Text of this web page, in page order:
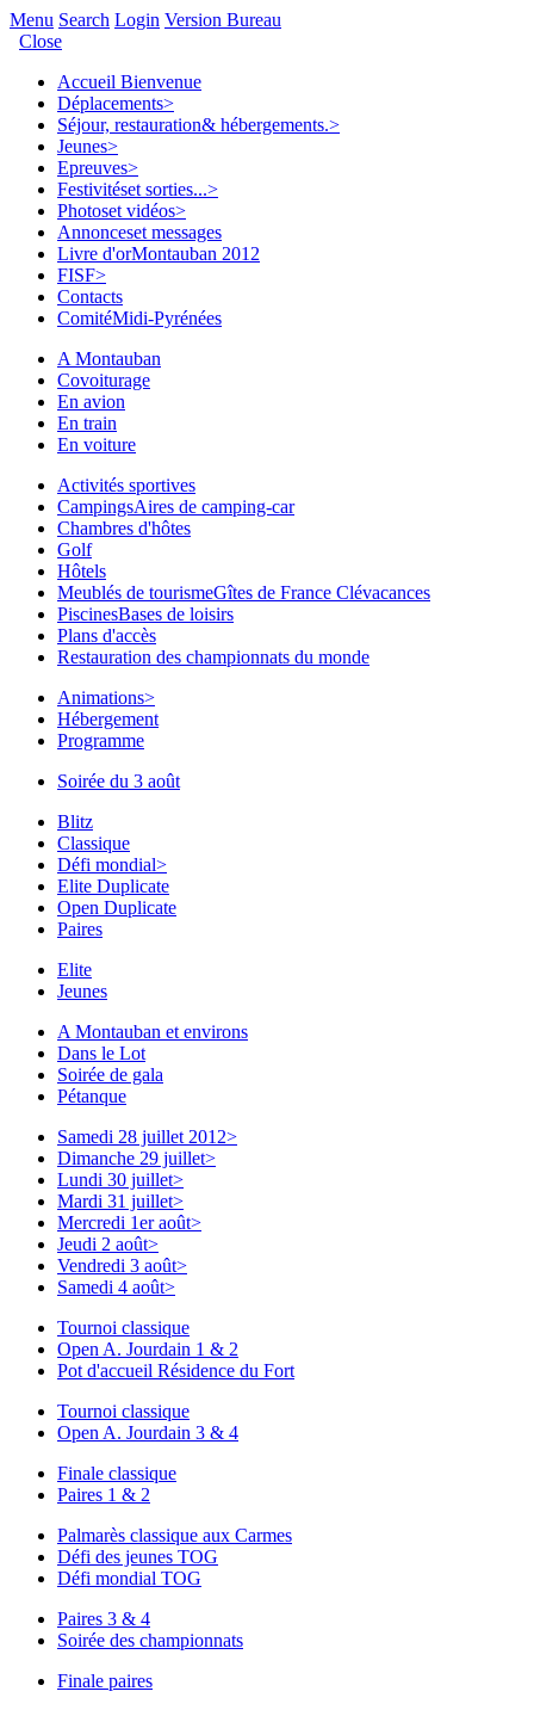
Menu Search Login Version Bureau
Close
Accueil Bienvenue
Déplacements>
Séjour, restauration& hébergements.>
Jeunes>
Epreuves>
Festivitéset sorties...>
Photoset vidéos>
Annonceset messages
Livre d'orMontauban 2012
FISF>
Contacts
ComitéMidi-Pyrénées
A Montauban
Covoiturage
En avion
En train
En voiture
Activités sportives
CampingsAires de camping-car
Chambres d'hôtes
Golf
Hôtels
Meublés de tourismeGîtes de France Clévacances
PiscinesBases de loisirs
Plans d'accès
Restauration des championnats du monde
Animations>
Hébergement
Programme
Soirée du 3 août
Blitz
Classique
Défi mondial>
Elite Duplicate
Open Duplicate
Paires
Elite
Jeunes
A Montauban et environs
Dans le Lot
Soirée de gala
Pétanque
Samedi 28 juillet 2012>
Dimanche 29 juillet>
Lundi 30 juillet>
Mardi 31 juillet>
Mercredi 1er août>
Jeudi 2 août>
Vendredi 3 août>
Samedi 4 août>
Tournoi classique
Open A. Jourdain 1 & 2
Pot d'accueil Résidence du Fort
Tournoi classique
Open A. Jourdain 3 & 4
Finale classique
Paires 1 & 2
Palmarès classique aux Carmes
Défi des jeunes TOG
Défi mondial TOG
Paires 3 & 4
Soirée des championnats
Finale paires